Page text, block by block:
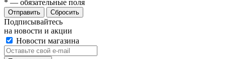
* — обязательные поля
Сбросить
Подписывайтесь
на новости и акции
Новости магазина